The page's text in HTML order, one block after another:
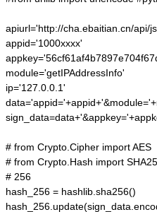
apiurl='http://cha.ebaitian.cn/api/
appid='1000xxxx'
module='getIPAddressInfo'
ip='127.0.0.1'
# from Crypto.Cipher import AES
# from Crypto.Hash import
# 256
hash_256 = hashlib.sha256()